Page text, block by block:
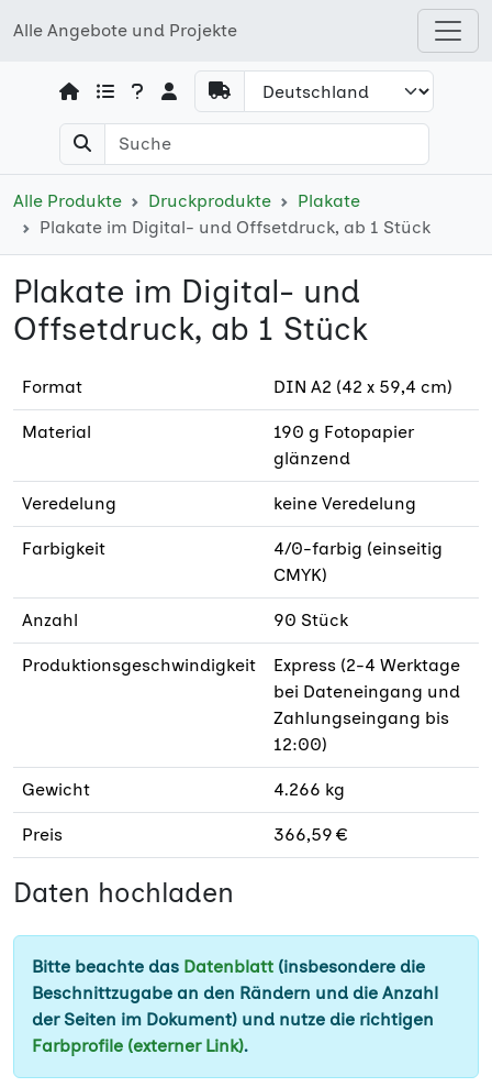
Alle Angebote und Projekte
Open shops menu
Alle Produkte Druckprodukte
Plakate
Plakate im Digital- und Offsetdruck, ab 1 Stück
Plakate im Digital- und
Offsetdruck, ab 1 Stück
Format DIN A2 (42 x 59,4 cm)
Material
190 g Fotopapier
glänzend
Veredelung keine Veredelung
Farbigkeit
4/0-farbig (einseitig
CMYK)
Anzahl 90 Stück
Produktionsgeschwindigkeit
Express (2-4 Werktage
bei Dateneingang und
Zahlungseingang bis
12:00)
Gewicht 4.266 kg
Preis 366,59 €
Daten hochladen
Bitte beachte das Datenblatt (insbesondere die
Beschnittzugabe an den Rändern und die Anzahl
der Seiten im Dokument) und nutze die richtigen
Farbprofile (externer Link).